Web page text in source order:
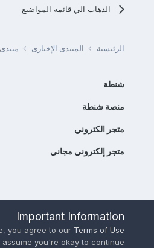
الذهاب الي قائمه المواضيع
الرئيسية المنتدى الإخبارى
شنطة
منصة شنطة
متجر الكتروني
متجر إلكتروني مجاني
Important Information
you agree to our Terms of Use
you're okay to continue..